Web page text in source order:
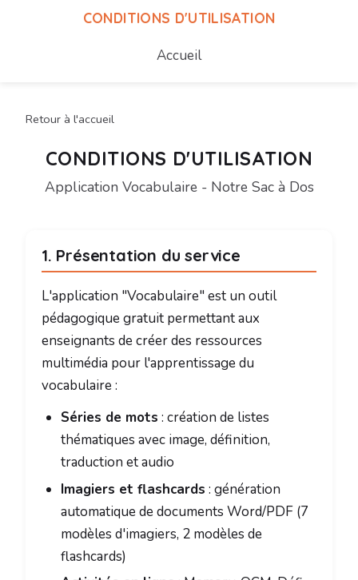
CONDITIONS D'UTILISATION
Accueil
Retour à l'accueil
CONDITIONS D'UTILISATION
Application Vocabulaire - Notre Sac à Dos
1. Présentation du service
L'application "Vocabulaire" est un outil
pédagogique gratuit permettant aux
enseignants de créer des ressources
multimédia pour l'apprentissage du
vocabulaire :
Séries de mots : création de listes
thématiques avec image, définition,
traduction et audio
Imagiers et flashcards : génération
automatique de documents Word/PDF (7
modèles d'imagiers, 2 modèles de
flashcards)